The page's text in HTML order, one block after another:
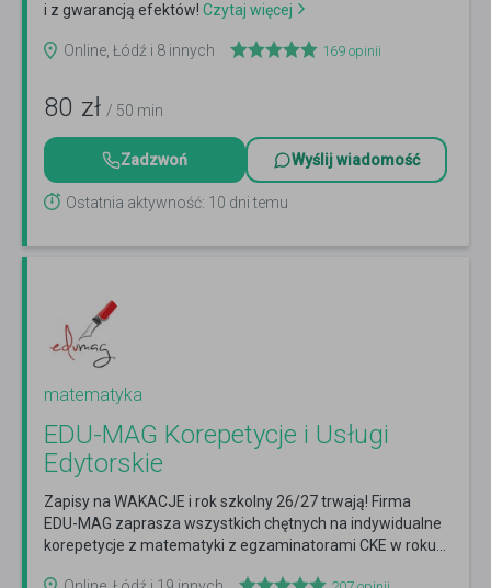
i z gwarancją efektów! Czytaj więcej
Online, Łódź i 8 innych 169 opinii
80 zł / 50 min
Zadzwoń Wyślij wiadomość
Ostatnia aktywność: 10 dni temu
matematyka
EDU-MAG Korepetycje i Usługi
Edytorskie
Zapisy na WAKACJE i rok szkolny 26/27 trwają! Firma
EDU-MAG zaprasza wszystkich chętnych na indywidualne
korepetycje z matematyki z egzaminatorami CKE w roku...